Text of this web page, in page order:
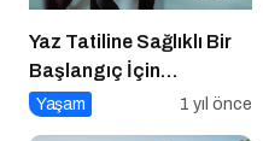
Yaz Tatiline Sağlıklı Bir
Başlangıç İçin
Beslenme
Yaşam 1 yıl önce